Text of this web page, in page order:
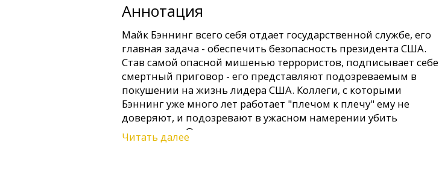
Аннотация
Майк Бэннинг всего себя отдает государственной службе, его
главная задача - обеспечить безопасность президента США.
Став самой опасной мишенью террористов, подписывает себе
смертный приговор - его представляют подозреваемым в
покушении на жизнь лидера США. Коллеги, с которыми
Бэннинг уже много лет работает "плечом к плечу" ему не
доверяют, и подозревают в ужасном намерении убить
президента. Он вынужден скрываться и, в то же время,
выяснять, кто и почему заманивает егои президента в
Читать далее